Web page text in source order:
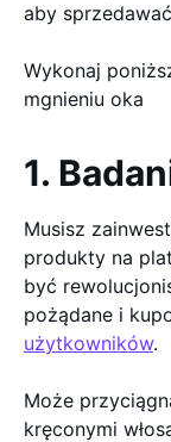
aby
Wykonaj
mgnieniu oka
1.
Musisz
produkty na
być
pożądane i
użytkowników.
Może
kręconymi